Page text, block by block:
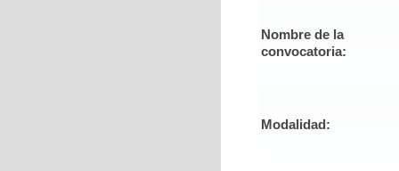
Nombre de la
convocatoria:
Modalidad: